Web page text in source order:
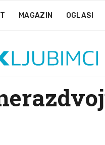
MAGAZIN OGLASI